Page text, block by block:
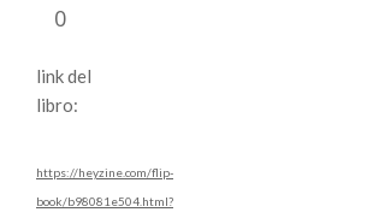
0
link del
libro:
https://heyzine.com/flip-
book/b98081e504.html?